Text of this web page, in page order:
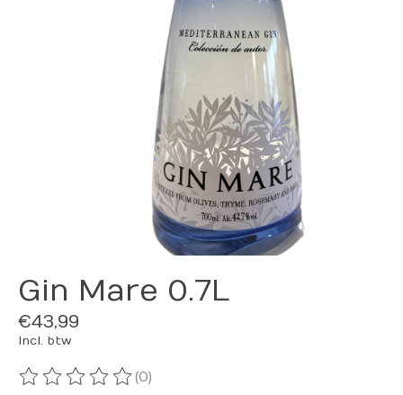
Gin Mare 0.7L
€43,99
Incl. btw
De beoordeling van dit product is
(0)